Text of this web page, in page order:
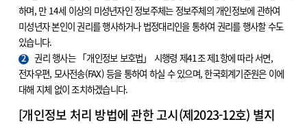
하며, 만 14세 이상의 미성년자인 정보주체는 정보주체의 개인정보에 관하여
미성년자 본인이 권리를 행사하거나 법정대리인을 통하여 권리를 행사할 수도
있습니다.
2
권리 행사는 「개인정보 보호법」 시행령 제41조 제1항에 따라 서면,
전자우편, 모사전송(FAX) 등을 통하여 하실 수 있으며, 한국회계기준원은 이에
대해 지체 없이 조치하겠습니다.
[개인정보 처리 방법에 관한 고시(제2023-12호) 별지